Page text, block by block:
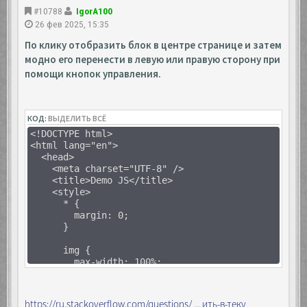
#10788
IgorA100
26 фев 2025, 15:35
По клику отобразить блок в центре странице и затем
модно его перенести в левую или правую сторону при
помощи кнопок управления.
КОД:ВЫДЕЛИТЬ ВСЁ
<!DOCTYPE html>
<html lang="en">
<head>
<meta charset="UTF-8" />
<title>Demo JS</title>
<style>
* {
margin: 0;
}
img {
max-width: 100%;
https://ru.stackoverflow.com/questions/ ... ить-в-теку